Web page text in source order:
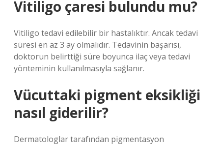
Vitiligo çaresi bulundu mu?
Vitiligo tedavi edilebilir bir hastalıktır. Ancak tedavi
süresi en az 3 ay olmalıdır. Tedavinin başarısı,
doktorun belirttiği süre boyunca ilaç veya tedavi
yönteminin kullanılmasıyla sağlanır.
Vücuttaki pigment eksikliği
nasıl giderilir?
Dermatologlar tarafından pigmentasyon